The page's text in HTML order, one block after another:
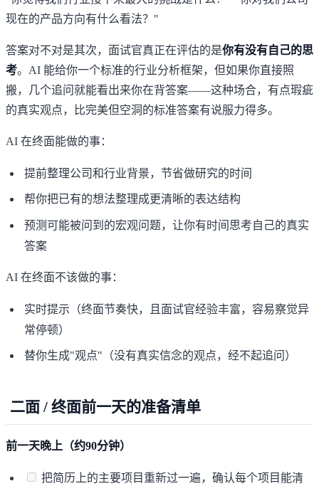
现在的产品方向有什么看法？"
答案对不对是其次，面试官真正在评估的是你有没有自己的思
考。AI 能给你一个标准的行业分析框架，但如果你直接照
搬，几个追问就能看出来你在背答案——这种场合，有点瑕疵
的真实观点，比完美但空洞的标准答案有说服力得多。
AI 在终面能做的事：
提前整理公司和行业背景，节省做研究的时间
帮你把已有的想法整理成更清晰的表达结构
预测可能被问到的宏观问题，让你有时间思考自己的真实
答案
AI 在终面不该做的事：
实时提示（终面节奏快，且面试官经验丰富，容易察觉异
常停顿）
替你生成"观点"（没有真实信念的观点，经不起追问）
二面 / 终面前一天的准备清单
前一天晚上（约90分钟）
把简历上的主要项目重新过一遍，确认每个项目能清